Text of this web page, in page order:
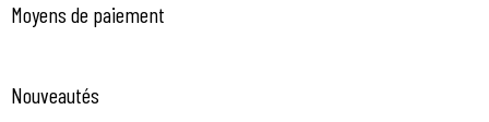
Moyens de paiement
Nouveautés